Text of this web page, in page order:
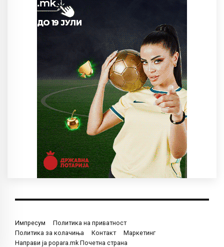
Импресум
Политика на приватност
Политика за колачиња
Контакт
Маркетинг
Направи ја popara.mk Почетна страна